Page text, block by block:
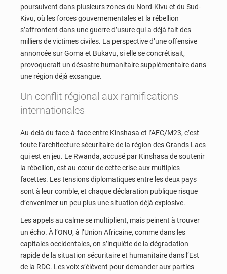
poursuivent dans plusieurs zones du Nord-Kivu et du Sud-
Kivu, où les forces gouvernementales et la rébellion
s’affrontent dans une guerre d’usure qui a déjà fait des
milliers de victimes civiles. La perspective d’une offensive
annoncée sur Goma et Bukavu, si elle se concrétisait,
provoquerait un désastre humanitaire supplémentaire dans
une région déjà exsangue.
Un conflit régional aux ramifications
internationales
Au-delà du face-à-face entre Kinshasa et l’AFC/M23, c’est
toute l’architecture sécuritaire de la région des Grands Lacs
qui est en jeu. Le Rwanda, accusé par Kinshasa de soutenir
la rébellion, est au cœur de cette crise aux multiples
facettes. Les tensions diplomatiques entre les deux pays
sont à leur comble, et chaque déclaration publique risque
d’envenimer un peu plus une situation déjà explosive.
Les appels au calme se multiplient, mais peinent à trouver
un écho. À l’ONU, à l’Union Africaine, comme dans les
capitales occidentales, on s’inquiète de la dégradation
rapide de la situation sécuritaire et humanitaire dans l’Est
de la RDC. Les voix s’élèvent pour demander aux parties